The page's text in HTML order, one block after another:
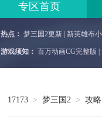
专区首页
热点： 梦三国2更新 新英雄布
游戏须知： 百万动画CG完整版
17173 > 梦三国2 > 攻略